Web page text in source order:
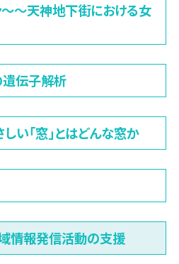
〜～天神地下街における女
遺伝子解析
い「窓」とはどんな窓か
情報発信活動の支援